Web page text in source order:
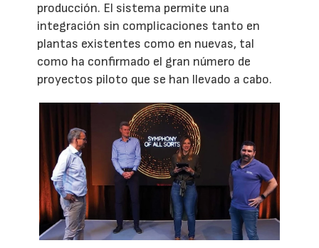
producción. El sistema permite una
integración sin complicaciones tanto en
plantas existentes como en nuevas, tal
como ha confirmado el gran número de
proyectos piloto que se han llevado a cabo.